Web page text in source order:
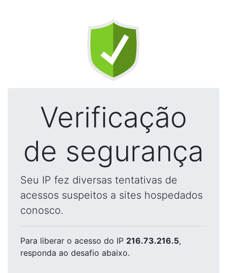
Verificação
de segurança
Seu IP fez diversas tentativas de
acessos suspeitos a sites hospedados
conosco.
Para liberar o acesso do IP 216.73.216.5,
responda ao desafio abaixo.